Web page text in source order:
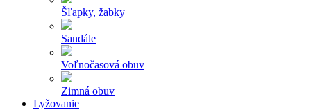
Šľapky, žabky
Sandále
Voľnočasová obuv
Zimná obuv
Lyžovanie